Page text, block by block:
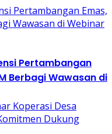
Pertambangan
Berbagi Wawasan di